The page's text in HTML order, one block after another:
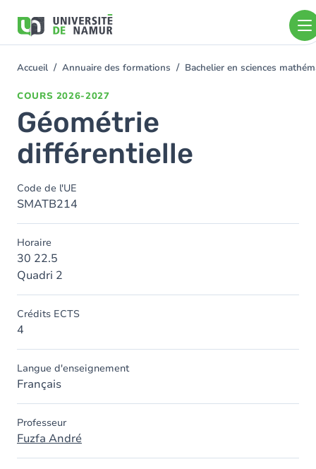
contenu
You
Accueil Annuaire des formations Bachelier en sciences
COURS 2026-2027
Géométrie
différentielle
Code de l'UE
SMATB214
Horaire
30 22.5
Quadri 2
Crédits ECTS
4
Langue d'enseignement
Français
Professeur
Fuzfa André